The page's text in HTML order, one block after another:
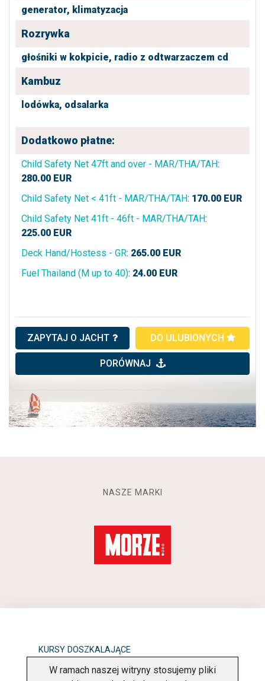
generator, klimatyzacja
Rozrywka
głośniki w kokpicie, radio z odtwarzaczem cd
Kambuz
lodówka, odsalarka
Dodatkowo płatne:
Child Safety Net 47ft and over - MAR/THA/TAH:
280.00 EUR
Child Safety Net < 41ft - MAR/THA/TAH: 170.00 EUR
Child Safety Net 41ft - 46ft - MAR/THA/TAH:
225.00 EUR
Deck Hand/Hostess - GR: 265.00 EUR
Fuel Thailand (M up to 40): 24.00 EUR
ZAPYTAJ O JACHT DO ULUBIONYCH
PORÓWNAJ
NASZE MARKI
KURSY DOSZKALAJĄCE
OBOWIĄZEK INFORMACYJNY
W ramach naszej witryny stosujemy pliki